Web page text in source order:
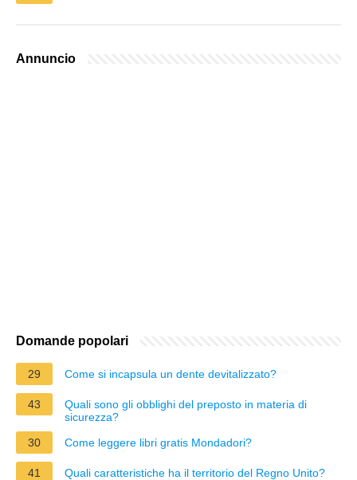
Annuncio
Domande popolari
29 Come si incapsula un dente devitalizzato?
43
Quali sono gli obblighi del preposto in materia di
sicurezza?
30
Come leggere libri gratis Mondadori?
41 Quali caratteristiche ha il territorio del Regno Unito?